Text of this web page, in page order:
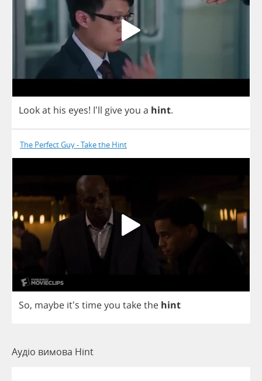
Lookat his eyes! I'll giveyou a hint.
The Perfect Guy - Take the Hint
So, maybe it's timeyou takethe hint
Аудіо вимова Hint